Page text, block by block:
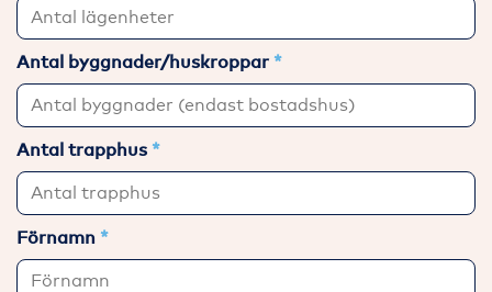
Antal byggnader/huskroppar
Antal trapphus
Förnamn